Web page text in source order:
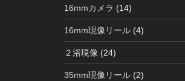
16mmカメラ (14)
16mm現像リール (4)
２浴現像 (24)
35mm現像リール (2)